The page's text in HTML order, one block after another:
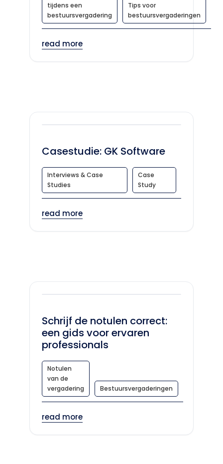
tijdens een
bestuursvergadering
Tips voor
bestuursvergaderingen
read more
Casestudie: GK Software
Interviews & Case
Studies
Case
Study
read more
Schrijf de notulen correct:
een gids voor ervaren
professionals
Notulen
van de
vergadering
Bestuursvergaderingen
read more